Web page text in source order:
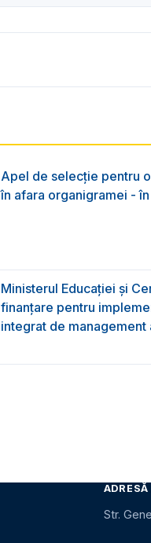
Apel de selecție pentru
în afara organigramei -
Ministerul Educației și
finanțare pentru
integrat de
Str.